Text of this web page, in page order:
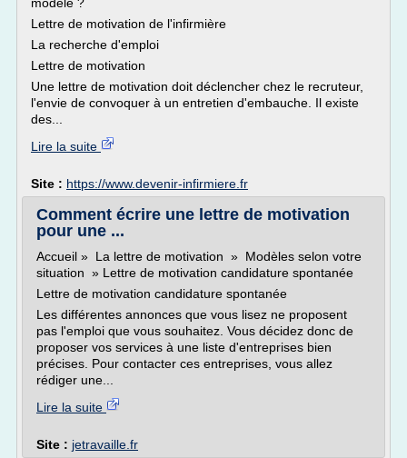
Lettre de motivation de l'infirmière
La recherche d'emploi
Lettre de motivation
Une lettre de motivation doit déclencher chez le recruteur,
l'envie de convoquer à un entretien d'embauche. Il existe
des...
Lire la suite
Site : https://www.devenir-infirmiere.fr
Comment écrire une lettre de motivation
pour une ...
Accueil » La lettre de motivation » Modèles selon votre
situation » Lettre de motivation candidature spontanée
Lettre de motivation candidature spontanée
Les différentes annonces que vous lisez ne proposent
pas l'emploi que vous souhaitez. Vous décidez donc de
proposer vos services à une liste d'entreprises bien
précises. Pour contacter ces entreprises, vous allez
rédiger une...
Lire la suite
Site : jetravaille.fr